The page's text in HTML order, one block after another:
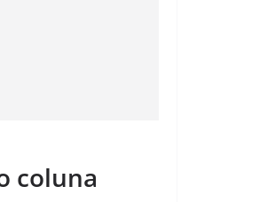
coluna